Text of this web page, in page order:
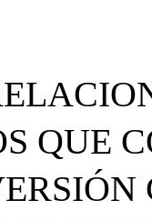
QUE